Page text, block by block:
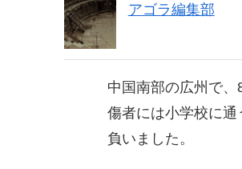
アゴラ編集部
中国南部の広州で
傷者には小学校に
負いました。